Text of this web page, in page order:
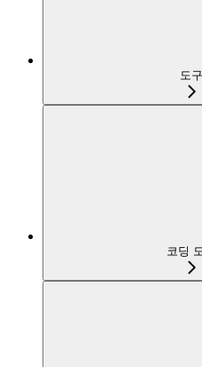
도구
코딩